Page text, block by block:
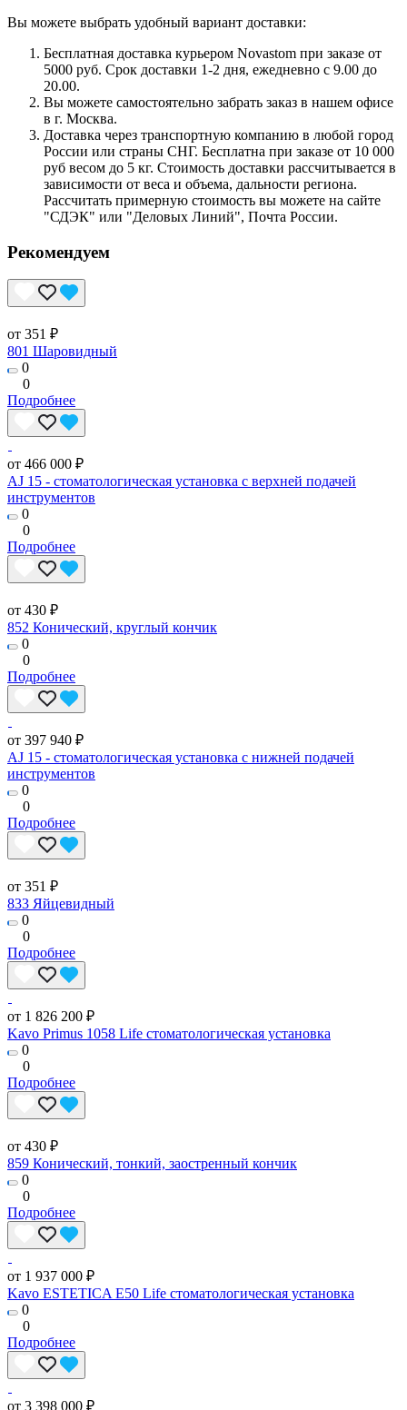
Вы можете выбрать удобный вариант доставки:
Бесплатная доставка курьером Novastom при заказе от
5000 руб. Срок доставки 1-2 дня, ежедневно с 9.00 до
20.00.
Вы можете самостоятельно забрать заказ в нашем офисе
в г. Москва.
Доставка через транспортную компанию в любой город
России или страны СНГ. Бесплатна при заказе от 10 000
руб весом до 5 кг. Стоимость доставки рассчитывается в
зависимости от веса и объема, дальности региона.
Рассчитать примерную стоимость вы можете на сайте
"СДЭК" или "Деловых Линий", Почта России.
Рекомендуем
от 351 ₽
801 Шаровидный
0
0
Подробнее
от 466 000 ₽
AJ 15 - стоматологическая установка с верхней подачей
инструментов
0
0
Подробнее
от 430 ₽
852 Конический, круглый кончик
0
0
Подробнее
от 397 940 ₽
AJ 15 - стоматологическая установка с нижней подачей
инструментов
0
0
Подробнее
от 351 ₽
833 Яйцевидный
0
0
Подробнее
от 1 826 200 ₽
Kavo Primus 1058 Life стоматологическая установка
0
0
Подробнее
от 430 ₽
859 Конический, тонкий, заостренный кончик
0
0
Подробнее
от 1 937 000 ₽
Kavo ESTETICA E50 Life стоматологическая установка
0
0
Подробнее
от 3 398 000 ₽